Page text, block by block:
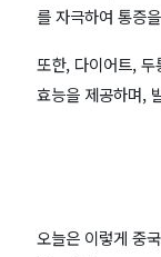
를 자극하여 통증
또한, 다이어트,
효능을 제공하며,
오늘은 이렇게 중